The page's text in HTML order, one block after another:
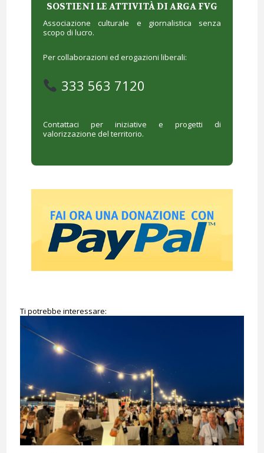
SOSTIENI LE ATTIVITÀ DI ARGA FVG
Associazione culturale e giornalistica senza
scopo di lucro.
Per collaborazioni ed erogazioni liberali:
333 563 7120
Contattaci per iniziative e progetti di
valorizzazione del territorio.
Ti potrebbe interessare: